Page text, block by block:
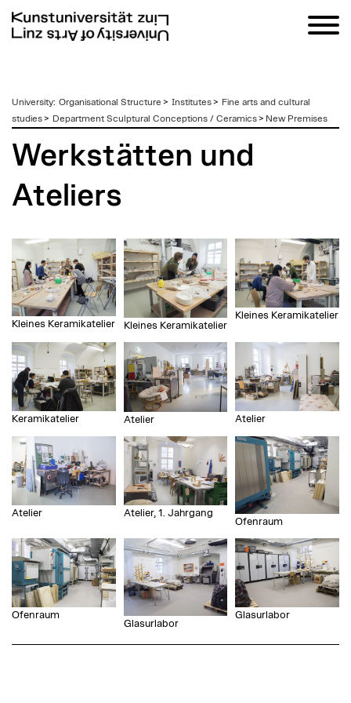
zum
Inhalt
University: Organisational Structure > Institutes> Fine arts and cultural
studies> Department Sculptural Conceptions / Ceramics> New Premises
Werkstätten und
Ateliers
Kleines Keramikatelier Kleines Keramikatelier
Kleines Keramikatelier
Keramikatelier Atelier Atelier
Atelier
Atelier, 1. Jahrgang
Ofenraum
Ofenraum
Glasurlabor
Glasurlabor